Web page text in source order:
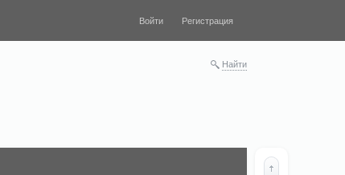
Войти Регистрация
Найти